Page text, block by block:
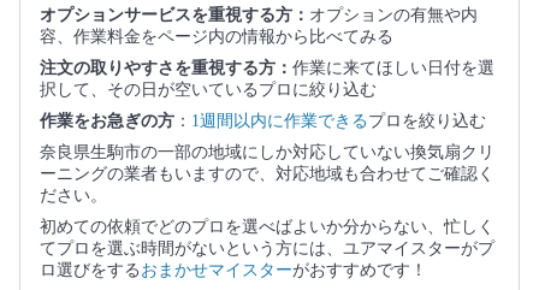
オプションサービスを重視する方： オプションの有無や内
容、作業料金をページ内の情報から比べてみる
注文の取りやすさを重視する方： 作業に来てほしい日付を選
択して、その日が空いているプロに絞り込む
作業をお急ぎの方 ： 1週間以内に作業できるプロを絞り込む
奈良県生駒市の一部の地域にしか対応していない換気扇クリ
ーニングの業者もいますので、対応地域も合わせてご確認く
ださい。
初めての依頼でどのプロを選べばよいか分からない、忙しく
てプロを選ぶ時間がないという方には、ユアマイスターがプ
ロ選びをする おまかせマイスターがおすすめです！